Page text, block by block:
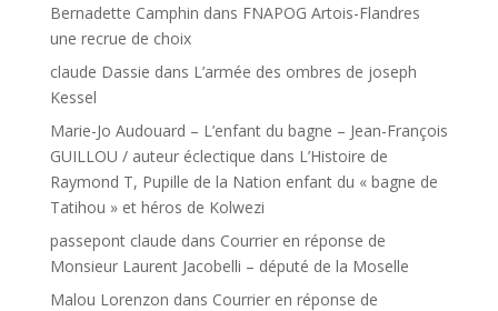
Bernadette Camphin dans FNAPOG Artois-Flandres
une recrue de choix
claude Dassie dans L’armée des ombres de joseph
Kessel
Marie-Jo Audouard – L’enfant du bagne – Jean-François
GUILLOU / auteur éclectique dans L’Histoire de
Raymond T, Pupille de la Nation enfant du « bagne de
Tatihou » et héros de Kolwezi
passepont claude dans Courrier en réponse de
Monsieur Laurent Jacobelli – député de la Moselle
Malou Lorenzon dans Courrier en réponse de